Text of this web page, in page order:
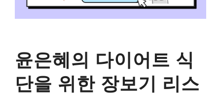
윤은혜의 다이어트 식
단을 위한 장보기 리스